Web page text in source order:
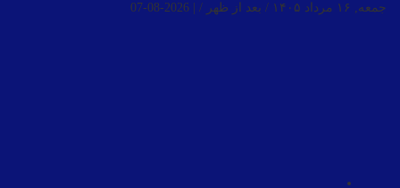
جمعه, ۱۶ مرداد ۱۴۰۵ / بعد از ظهر / 2026-08-07